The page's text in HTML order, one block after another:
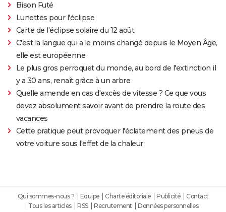
Bison Futé
Lunettes pour l'éclipse
Carte de l'éclipse solaire du 12 août
C'est la langue qui a le moins changé depuis le Moyen Âge,
elle est européenne
Le plus gros perroquet du monde, au bord de l'extinction il
y a 30 ans, renaît grâce à un arbre
Quelle amende en cas d'excès de vitesse ? Ce que vous
devez absolument savoir avant de prendre la route des
vacances
Cette pratique peut provoquer l'éclatement des pneus de
votre voiture sous l'effet de la chaleur
Qui sommes-nous ? Equipe Charte éditoriale Publicité
Contact
Tous les articles
RSS Recrutement
Données personnelles